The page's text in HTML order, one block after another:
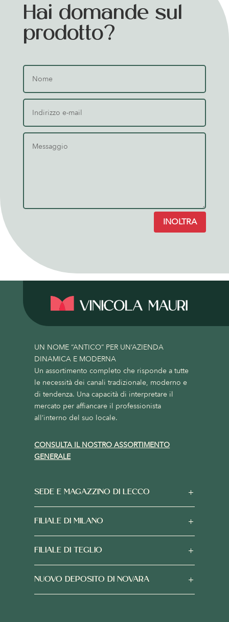
Hai domande sul
prodotto?
INOLTRA
UN NOME “ANTICO” PER UN’AZIENDA
DINAMICA E MODERNA
Un assortimento completo che risponde a tutte
le necessità dei canali tradizionale, moderno e
di tendenza. Una capacità di interpretare il
mercato per affiancare il professionista
all’interno del suo locale.
CONSULTA IL NOSTRO ASSORTIMENTO
GENERALE
SEDE E MAGAZZINO DI LECCO
FILIALE DI MILANO
FILIALE DI TEGLIO
NUOVO DEPOSITO DI NOVARA